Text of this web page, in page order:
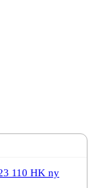
110 HK ny